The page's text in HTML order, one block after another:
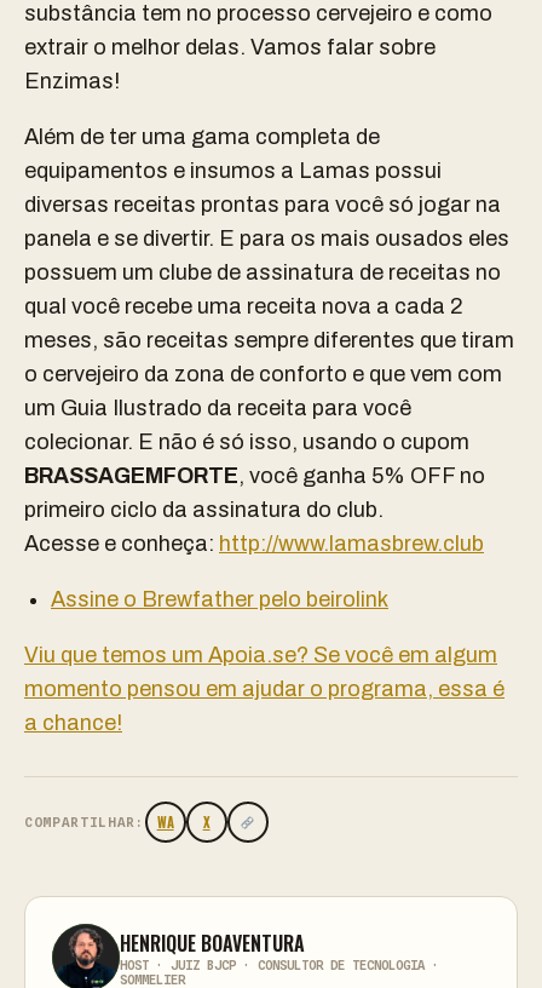
substância tem no processo cervejeiro e como
extrair o melhor delas. Vamos falar sobre
Enzimas!
Além de ter uma gama completa de
equipamentos e insumos a Lamas possui
diversas receitas prontas para você só jogar na
panela e se divertir. E para os mais ousados eles
possuem um clube de assinatura de receitas no
qual você recebe uma receita nova a cada 2
meses, são receitas sempre diferentes que tiram
o cervejeiro da zona de conforto e que vem com
um Guia Ilustrado da receita para você
colecionar. E não é só isso, usando o cupom
BRASSAGEMFORTE, você ganha 5% OFF no
primeiro ciclo da assinatura do club.
Acesse e conheça: http://www.lamasbrew.club
Assine o Brewfather pelo beirolink
Viu que temos um Apoia.se? Se você em algum
momento pensou em ajudar o programa, essa é
a chance!
COMPARTILHAR: WA X
HENRIQUE BOAVENTURA
HOST · JUIZ BJCP · CONSULTOR DE TECNOLOGIA ·
SOMMELIER